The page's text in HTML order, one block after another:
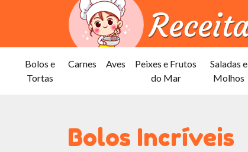
Bolos e
Tortas
Carnes Aves
Peixes e Frutos
do Mar
Saladas e
Molhos
Bolos Incríveis